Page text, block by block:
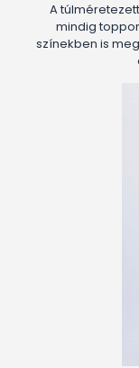
A
mindig
színekben is